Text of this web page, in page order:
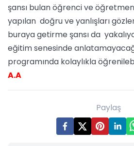
şansı bulan öğrenci ve
yapılan doğru ve yanlışları
buraya getirme şansı da
eğitim senesinde
programında kolaylıkla
A.A
Paylaş